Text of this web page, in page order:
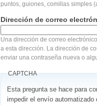
puntos, guiones, comillas simples
Dirección de correo
Una dirección de correo
a esta dirección. La dirección de
enviar una contraseña nueva o
CAPTCHA
Esta pregunta se hace para
impedir el envío automatizado